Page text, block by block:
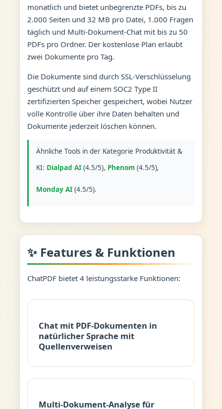
monatlich und bietet unbegrenzte PDFs, bis zu
2.000 Seiten und 32 MB pro Datei, 1.000 Fragen
täglich und Multi-Dokument-Chat mit bis zu 50
PDFs pro Ordner. Der kostenlose Plan erlaubt
zwei Dokumente pro Tag.
Die Dokumente sind durch SSL-Verschlüsselung
geschützt und auf einem SOC2 Type II
zertifizierten Speicher gespeichert, wobei Nutzer
volle Kontrolle über ihre Daten behalten und
Dokumente jederzeit löschen können.
Ähnliche Tools in der Kategorie Produktivität &
KI: Dialpad AI(4.5/5), Phenom(4.5/5),
Monday AI(4.5/5).
✨ Features & Funktionen
ChatPDF bietet 4 leistungsstarke Funktionen:
Chat mit PDF-Dokumenten in
natürlicher Sprache mit
Quellenverweisen
Multi-Dokument-Analyse für